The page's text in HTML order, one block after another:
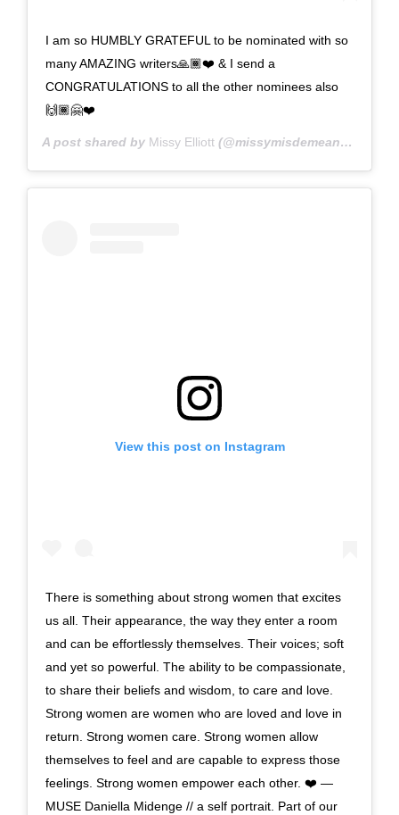
I am so HUMBLY GRATEFUL to be nominated with so
many AMAZING writers🙏🏾❤️ & I send a
CONGRATULATIONS to all the other nominees also
🙌🏾🤗❤️
A post shared by Missy Elliott (@missymisdemeanorelliott) on
View this post on Instagram
There is something about strong women that excites
us all. Their appearance, the way they enter a room
and can be effortlessly themselves. Their voices; soft
and yet so powerful. The ability to be compassionate,
to share their beliefs and wisdom, to care and love.
Strong women are women who are loved and love in
return. Strong women care. Strong women allow
themselves to feel and are capable to express those
feelings. Strong women empower each other. ❤️ —
MUSE Daniella Midenge // a self portrait. Part of our